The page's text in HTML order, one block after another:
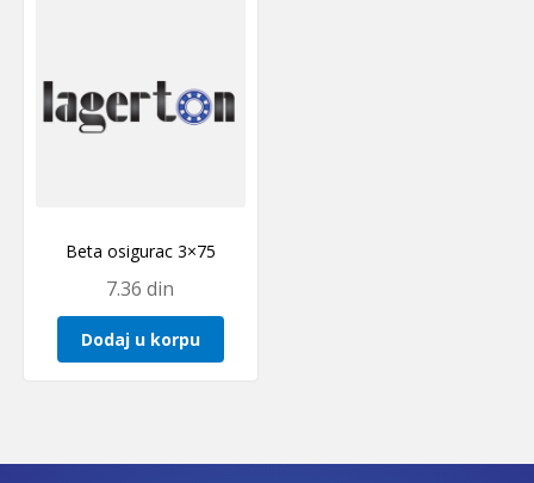
Beta osigurac 3×75
7.36din
Dodaj u korpu